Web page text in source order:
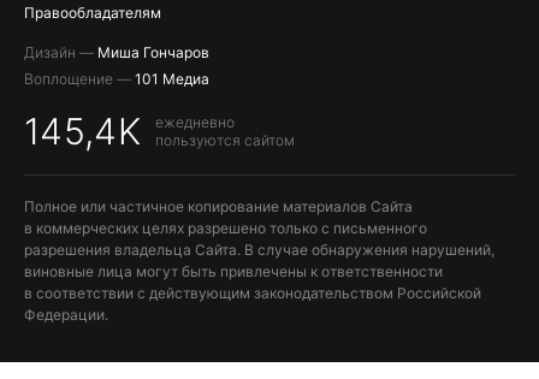
Правообладателям
Дизайн — Миша Гончаров
Воплощение — 101 Медиа
145,4K
ежедневно
пользуются сайтом
Полное или частичное копирование материалов Сайта
в коммерческих целях разрешено только с письменного
разрешения владельца Сайта. В случае обнаружения нарушений,
виновные лица могут быть привлечены к ответственности
в соответствии с действующим законодательством Российской
Федерации.